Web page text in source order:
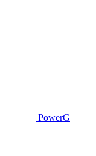
PowerG